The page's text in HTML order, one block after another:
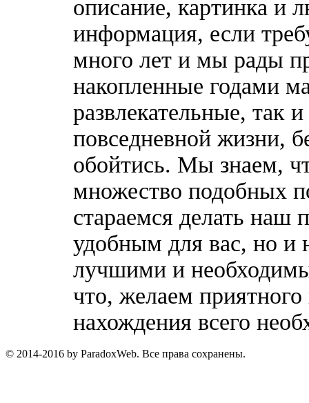
описание, картинка и
информация, если
много лет и мы рады
накопленные годами
развлекательные, так
повседневной жизни,
обойтись. Мы знаем,
множество подобных
стараемся делать наш
удобным для вас, но и
лучшими и
что, желаем
нахождения всего
© 2014-2016 by ParadoxWeb. Все права сохранены.